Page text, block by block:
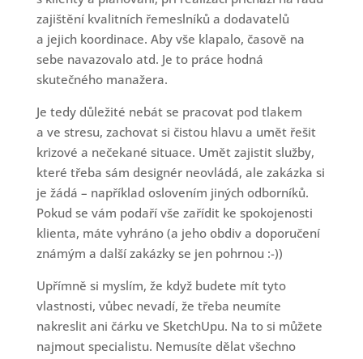
zajištění kvalitních řemeslníků a dodavatelů
a jejich koordinace. Aby vše klapalo, časově na
sebe navazovalo atd. Je to práce hodná
skutečného manažera.
Je tedy důležité nebát se pracovat pod tlakem
a ve stresu, zachovat si čistou hlavu a umět řešit
krizové a nečekané situace. Umět zajistit služby,
které třeba sám designér neovládá, ale zakázka si
je žádá – například oslovením jiných odborníků.
Pokud se vám podaří vše zařídit ke spokojenosti
klienta, máte vyhráno (a jeho obdiv a doporučení
známým a další zakázky se jen pohrnou :-))
Upřímně si myslím, že když budete mít tyto
vlastnosti, vůbec nevadí, že třeba neumíte
nakreslit ani čárku ve SketchUpu. Na to si můžete
najmout specialistu. Nemusíte dělat všechno